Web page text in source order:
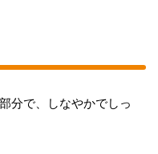
分で、しなやかでしっ